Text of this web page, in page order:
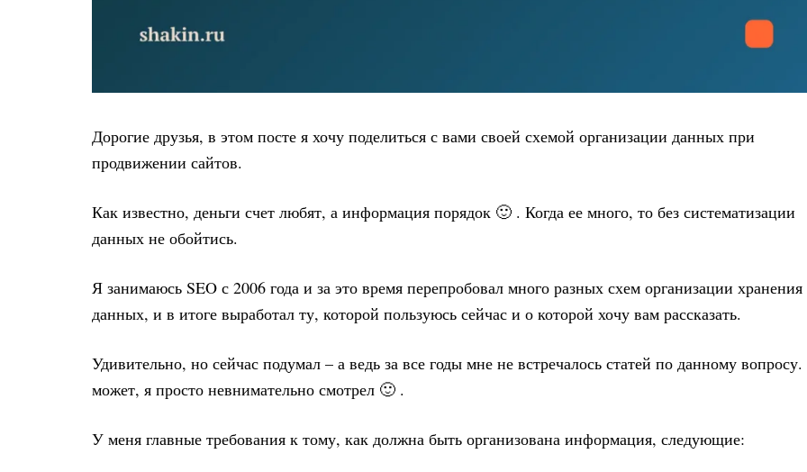
Дорогие друзья, в этом посте я хочу поделиться с вами своей схемой организации данных при
продвижении сайтов.
Как известно, деньги счет любят, а информация порядок 🙂 . Когда ее много, то без систематизации
данных не обойтись.
Я занимаюсь SEO с 2006 года и за это время перепробовал много разных схем организации хранения
данных, и в итоге выработал ту, которой пользуюсь сейчас и о которой хочу вам рассказать.
Удивительно, но сейчас подумал – а ведь за все годы мне не встречалось статей по данному
может, я просто невнимательно смотрел 🙂 .
У меня главные требования к тому, как должна быть организована информация, следующие: